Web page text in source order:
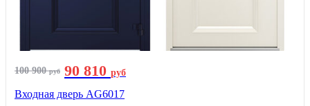
100 900руб 90 810 руб
Входная дверь AG6017